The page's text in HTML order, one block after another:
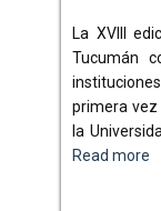
La XVIII
Tucumán
primera vez
la
Read more